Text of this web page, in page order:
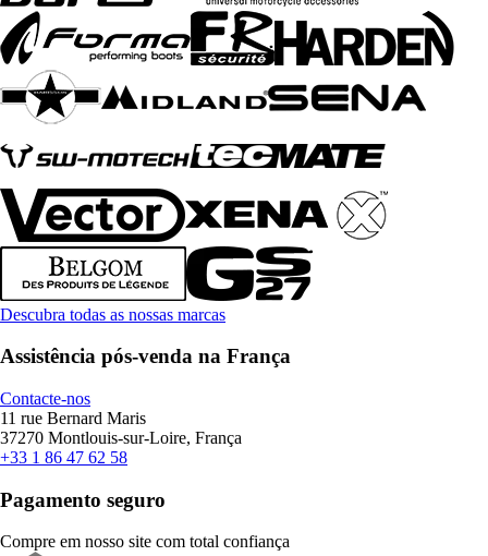
Descubra todas as nossas marcas
Assistência pós-venda na França
Contacte-nos
11 rue Bernard Maris
37270 Montlouis-sur-Loire, França
+33 1 86 47 62 58
Pagamento seguro
Compre em nosso site com total confiança